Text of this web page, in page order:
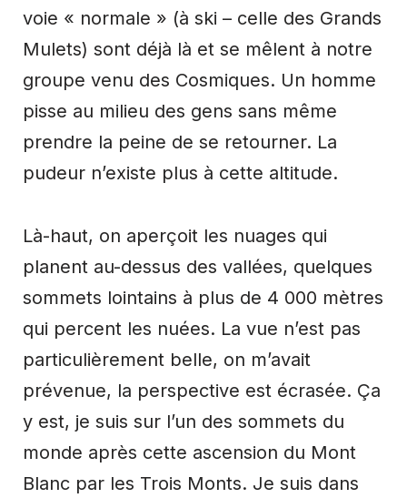
voie « normale » (à ski – celle des Grands
Mulets) sont déjà là et se mêlent à notre
groupe venu des Cosmiques. Un homme
pisse au milieu des gens sans même
prendre la peine de se retourner. La
pudeur n’existe plus à cette altitude.
Là-haut, on aperçoit les nuages qui
planent au-dessus des vallées, quelques
sommets lointains à plus de 4 000 mètres
qui percent les nuées. La vue n’est pas
particulièrement belle, on m’avait
prévenue, la perspective est écrasée. Ça
y est, je suis sur l’un des sommets du
monde après cette ascension du Mont
Blanc par les Trois Monts. Je suis dans